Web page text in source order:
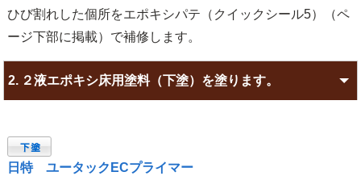
ひび割れした個所をエポキシパテ（クイックシール5）（ペ
ージ下部に掲載）で補修します。
2. ２液エポキシ床用塗料（下塗）を塗ります。
日特 ユータックECプライマー